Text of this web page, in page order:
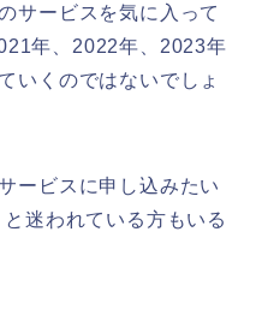
サービスを気に入って
年、2022年、2023年
いくのではないでしょ
ービスに申し込みたい
迷われている方もいる